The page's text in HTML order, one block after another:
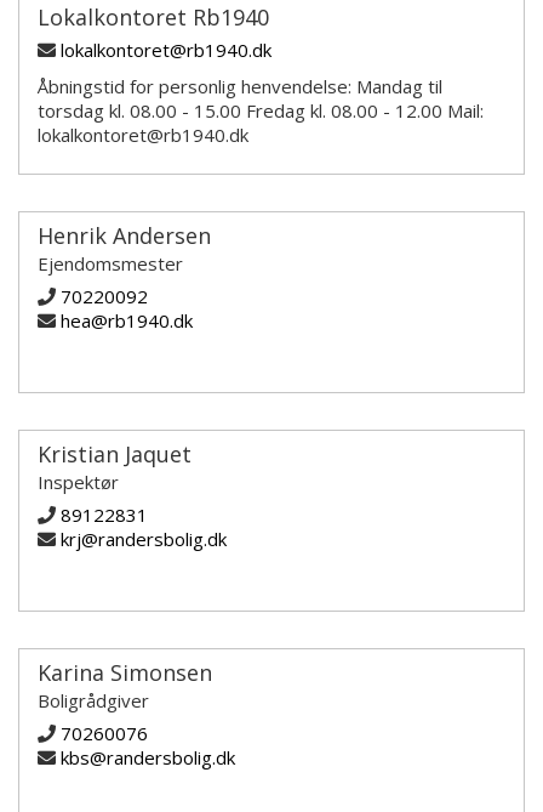
Lokalkontoret Rb1940
lokalkontoret@rb1940.dk
Åbningstid for personlig henvendelse: Mandag til
torsdag kl. 08.00 - 15.00 Fredag kl. 08.00 - 12.00 Mail:
lokalkontoret@rb1940.dk
Henrik Andersen
Ejendomsmester
70220092
hea@rb1940.dk
Kristian Jaquet
Inspektør
89122831
krj@randersbolig.dk
Karina Simonsen
Boligrådgiver
70260076
kbs@randersbolig.dk